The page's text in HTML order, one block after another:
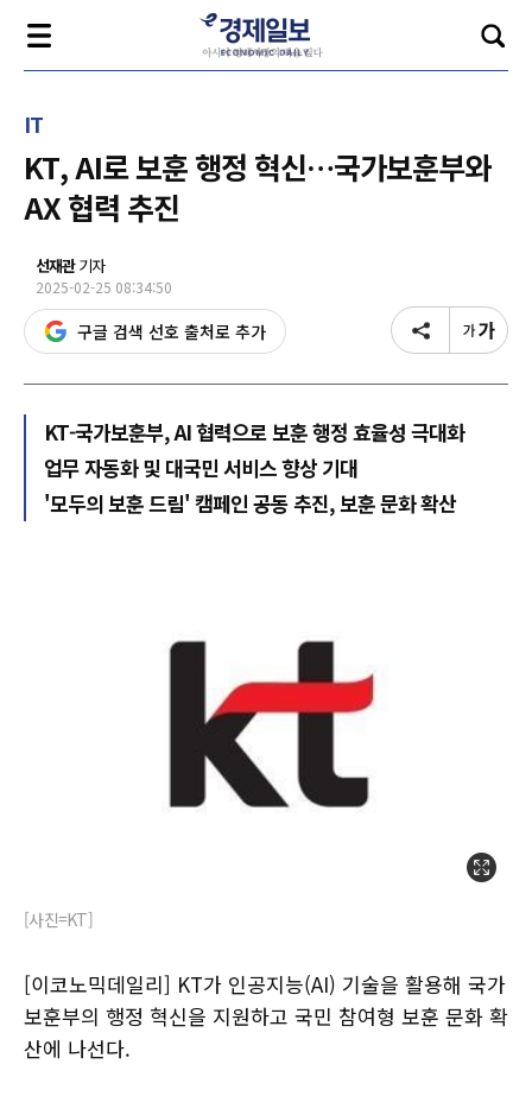
IT
KT, AI로 보훈 행정 혁신…국가보훈부와
AX 협력 추진
선재관기자
2025-02-25 08:34:50
구글 검색 선호 출처로 추가
KT-국가보훈부, AI 협력으로 보훈 행정 효율성 극대화
업무 자동화 및 대국민 서비스 향상 기대
'모두의 보훈 드림' 캠페인 공동 추진, 보훈 문화 확산
[사진=KT]
[이코노믹데일리] KT가 인공지능(AI) 기술을 활용해 국가
보훈부의 행정 혁신을 지원하고 국민 참여형 보훈 문화 확
산에 나선다.